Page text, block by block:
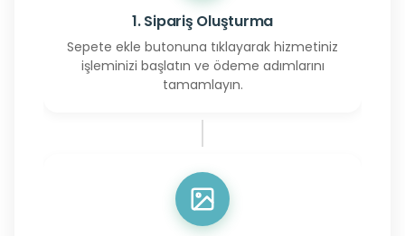
1. Sipariş Oluşturma
Sepete ekle butonuna tıklayarak hizmetiniz
işleminizi başlatın ve ödeme adımlarını
tamamlayın.